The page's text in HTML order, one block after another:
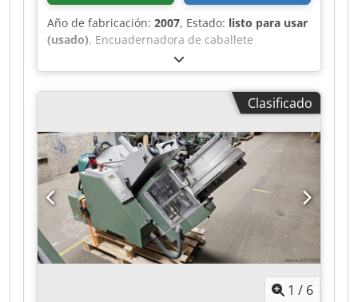
Año de fabricación: 2007, Estado: listo para usar
(usado), Encuadernadora de caballete
Heidelberg alimentador de pila plana DHU 450
Dedpfxoxw Iryj Agkekr
Clasificado
1 / 6